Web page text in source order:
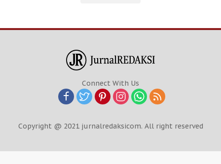
Connect With Us
Copyright @ 2021 jurnalredaksicom. All right reserved